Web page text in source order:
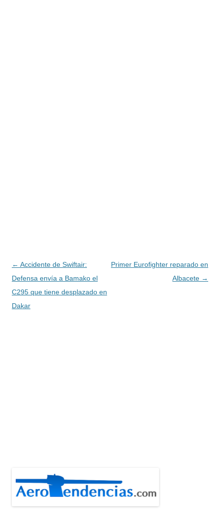
Navegación
de
entradas
← Accidente de Swiftair:
Defensa envía a Bamako el
C295 que tiene desplazado en
Dakar
Primer Eurofighter reparado en
Albacete →